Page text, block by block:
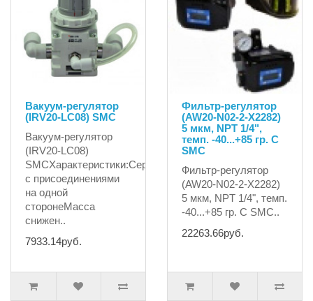
Вакуум-регулятор
(IRV20-LC08) SMC
Вакуум-регулятор
(IRV20-LC08)
SMCХарактеристики:Серия
с присоединениями
на одной
сторонеМасса
снижен..
7933.14руб.
Фильтр-регулятор
(AW20-N02-2-X2282)
5 мкм, NPT 1/4",
темп. -40...+85 гр. С
SMC
Фильтр-регулятор
(AW20-N02-2-X2282)
5 мкм, NPT 1/4", темп.
-40...+85 гр. С SMC..
22263.66руб.